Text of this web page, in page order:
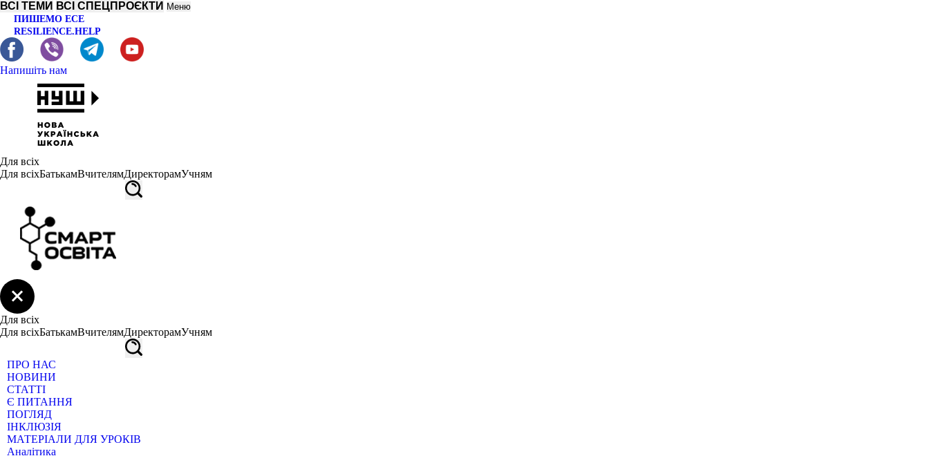
ВСІ ТЕМИ ВСІ СПЕЦПРОЄКТИ Меню
ПИШЕМО ЕСЕ
RESILIENCE.HELP
Напишіть нам
Для всіх
Для всіхБатькамВчителямДиректорамУчням
Для всіх
Для всіхБатькамВчителямДиректорамУчням
ПРО НАС
НОВИНИ
СТАТТІ
Є ПИТАННЯ
ПОГЛЯД
ІНКЛЮЗІЯ
МАТЕРІАЛИ ДЛЯ УРОКІВ
Аналітика